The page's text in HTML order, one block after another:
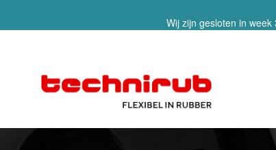
Wij zijn gesloten in